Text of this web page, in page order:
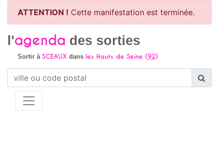
ATTENTION ! Cette manifestation est terminée.
l'agenda des sorties
Sortir à SCEAUX dans les Hauts de Seine (92)